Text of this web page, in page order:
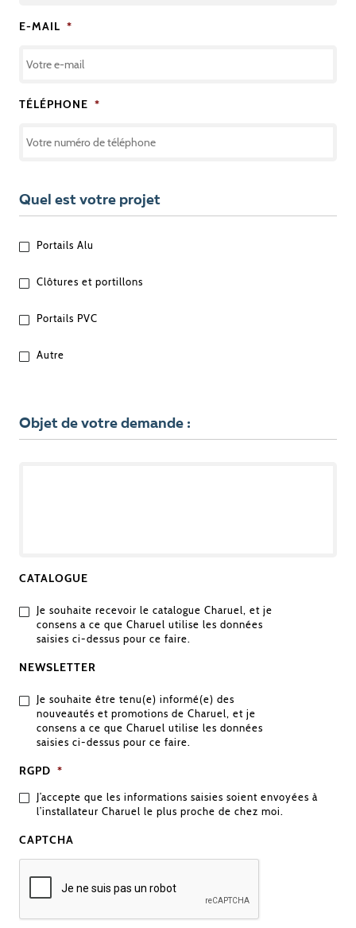
E-MAIL *
TÉLÉPHONE *
Quel est votre projet
QUEL
VOTRE
PROJET
Portails Alu
Clôtures et portillons
Portails PVC
Autre
Objet de votre demande :
CATALOGUE
Je souhaite recevoir le catalogue Charuel, et je
consens a ce que Charuel utilise les données
saisies ci-dessus pour ce faire.
NEWSLETTER
Je souhaite être tenu(e) informé(e) des
nouveautés et promotions de Charuel, et je
consens a ce que Charuel utilise les données
saisies ci-dessus pour ce faire.
RGPD *
J’accepte que les informations saisies soient envoyées à
l’installateur Charuel le plus proche de chez moi.
CAPTCHA